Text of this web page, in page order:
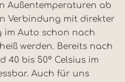
Außentemperaturen ab
Verbindung mit direkter
im Auto schon nach
werden. Bereits nach
40 bis 50° Celsius im
Auch für uns